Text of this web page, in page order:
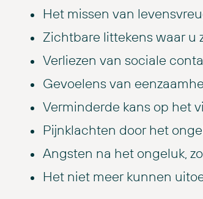
Het missen van
Zichtbare littekens waar u
Verliezen van sociale
Gevoelens van
Verminderde kans op het
Pijnklachten door het
Angsten na het ongeluk,
Het niet meer kunnen